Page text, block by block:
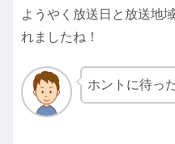
ようやく放送日と放送地
れましたね！
ホントに待っ